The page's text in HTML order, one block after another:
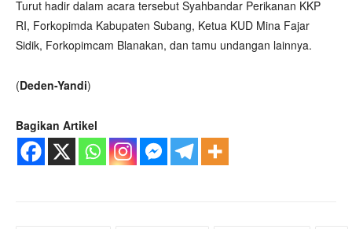
Turut hadir dalam acara tersebut Syahbandar Perikanan KKP
RI, Forkopimda Kabupaten Subang, Ketua KUD Mina Fajar
Sidik, Forkopimcam Blanakan, dan tamu undangan lainnya.
(Deden-Yandi)
Bagikan Artikel